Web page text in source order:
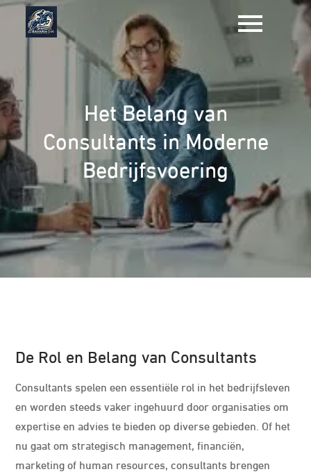
Naar
Het Belang van
Consultants in Moderne
Bedrijfsvoering
De Rol en Belang van Consultants
Consultants spelen een essentiële rol in het bedrijfsleven
en worden steeds vaker ingehuurd door organisaties om
expertise en advies te bieden op diverse gebieden. Of het
nu gaat om strategisch management, financiën,
marketing of human resources, consultants brengen